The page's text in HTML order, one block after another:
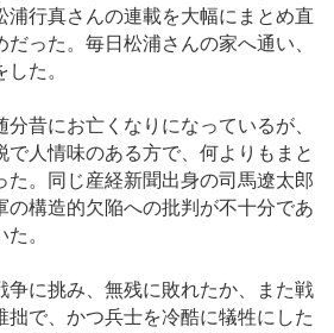
浦行真さんの連載を大幅にまとめ直
だった。毎日松浦さんの家へ通い、
た。
昔にお亡くなりになっているが、
で人情味のある方で、何よりもまと
た。同じ産経新聞出身の司馬遼太郎
の構造的欠陥への批判が不十分であ
。
に挑み、無残に敗れたか、また戦
拙で、かつ兵士を冷酷に犠牲にした